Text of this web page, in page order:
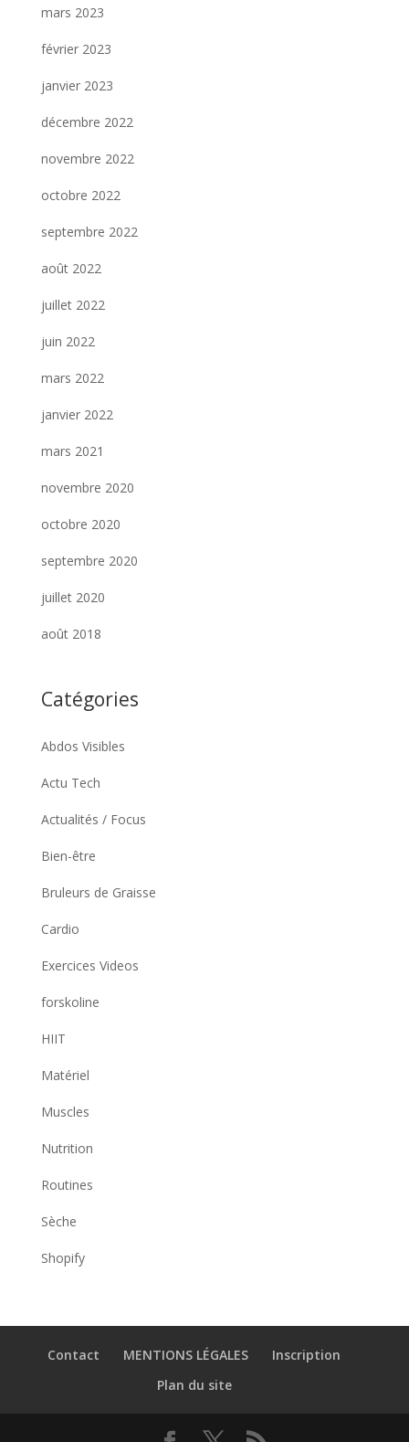
mars 2023
février 2023
janvier 2023
décembre 2022
novembre 2022
octobre 2022
septembre 2022
août 2022
juillet 2022
juin 2022
mars 2022
janvier 2022
mars 2021
novembre 2020
octobre 2020
septembre 2020
juillet 2020
août 2018
Catégories
Abdos Visibles
Actu Tech
Actualités / Focus
Bien-être
Bruleurs de Graisse
Cardio
Exercices Videos
forskoline
HIIT
Matériel
Muscles
Nutrition
Routines
Sèche
Shopify
Contact MENTIONS LÉGALES
Inscription
Plan du site